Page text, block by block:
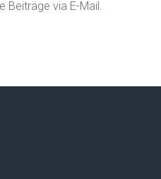
Beiträge via E-Mail.